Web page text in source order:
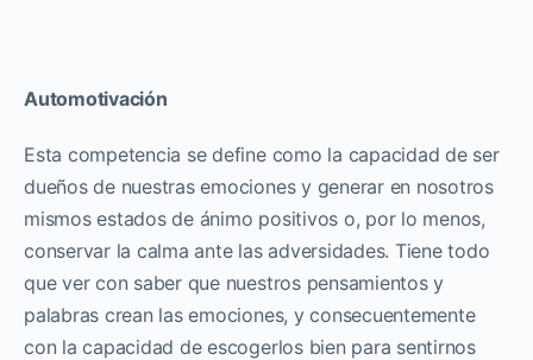
Automotivación
Esta competencia se define como la capacidad de ser
dueños de nuestras emociones y generar en nosotros
mismos estados de ánimo positivos o, por lo menos,
conservar la calma ante las adversidades. Tiene todo
que ver con saber que nuestros pensamientos y
palabras crean las emociones, y consecuentemente
con la capacidad de escogerlos bien para sentirnos